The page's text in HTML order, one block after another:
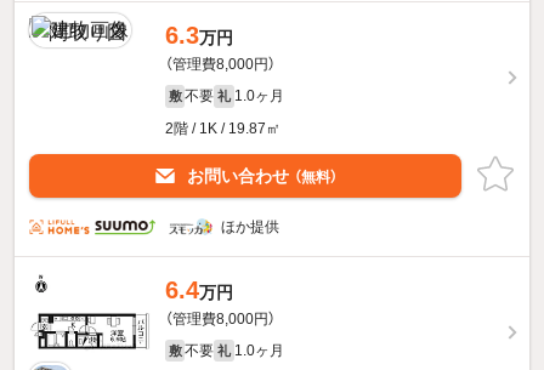
6.3万円
（管理費8,000円）
敷 不要 礼 1.0ヶ月
2階 / 1K / 19.87㎡
お問い合わせ （無料）
ほか提供
6.4万円
（管理費8,000円）
敷 不要 礼 1.0ヶ月